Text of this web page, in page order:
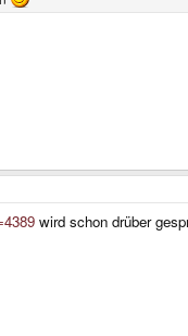
wird schon drüber